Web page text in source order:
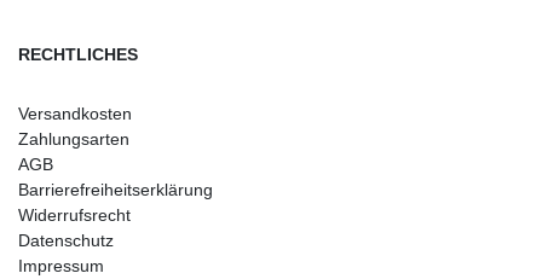
RECHTLICHES
Versandkosten
Zahlungsarten
AGB
Barrierefreiheitserklärung
Widerrufsrecht
Datenschutz
Impressum